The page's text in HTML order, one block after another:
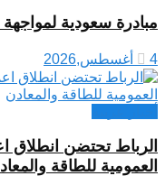
مبادرة سعودية لمواجهة
4 أغسطس,2026
الرباط تحتضن انطلاق
العمومية للطاقة